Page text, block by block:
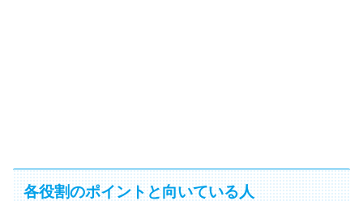
各役割のポイントと向いている人